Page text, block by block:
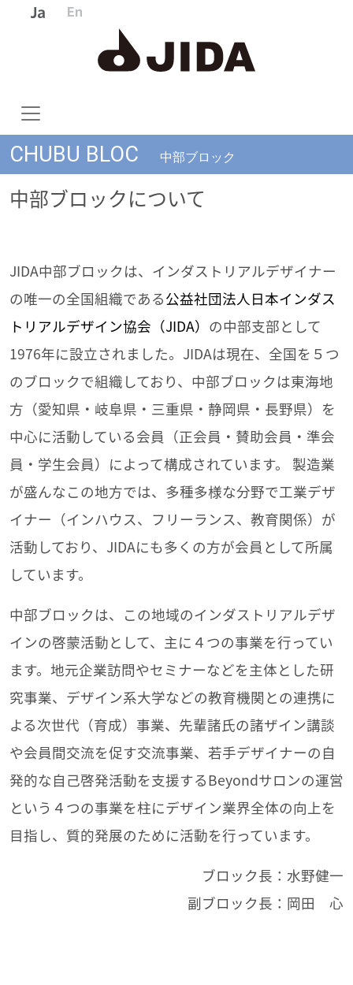
CHUBU BLOC 中部ブロック
中部ブロックについて
JIDA中部ブロックは、インダストリアルデザイナー
の唯一の全国組織である公益社団法人日本インダス
トリアルデザイン協会（JIDA） の中部支部として
1976年に設立されました。JIDAは現在、全国を５つ
のブロックで組織しており、中部ブロックは東海地
方（愛知県・岐阜県・三重県・静岡県・長野県）を
中心に活動している会員（正会員・賛助会員・準会
員・学生会員）によって構成されています。 製造業
が盛んなこの地方では、多種多様な分野で工業デザ
イナー（インハウス、フリーランス、教育関係）が
活動しており、JIDAにも多くの方が会員として所属
しています。
中部ブロックは、この地域のインダストリアルデザ
インの啓蒙活動として、主に４つの事業を行ってい
ます。地元企業訪問やセミナーなどを主体とした研
究事業、デザイン系大学などの教育機関との連携に
よる次世代（育成）事業、先輩諸氏の諸ザイン講談
や会員間交流を促す交流事業、若手デザイナーの自
発的な自己啓発活動を支援するBeyondサロンの運営
という４つの事業を柱にデザイン業界全体の向上を
目指し、質的発展のために活動を行っています。
ブロック長：水野健一
副ブロック長：岡田 心